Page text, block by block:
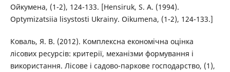
Ойкумена, (1-2), 124-133. [Hensiruk, S. A. (1994).
Optymizatsiia lisystosti Ukrainy. Oikumena, (1-2), 124-133.]
Коваль, Я. В. (2012). Комплексна економічна оцінка
лісових ресурсів: критерії, механізми формування і
використання. Лісове і садово-паркове господарство, (1),